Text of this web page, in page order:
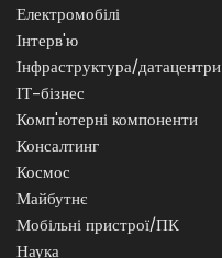
Електромобілі
Інтерв'ю
Інфраструктура/датацентри
ІТ-бізнес
Комп'ютерні компоненти
Консалтинг
Космос
Майбутнє
Мобільні пристрої/ПК
Наука